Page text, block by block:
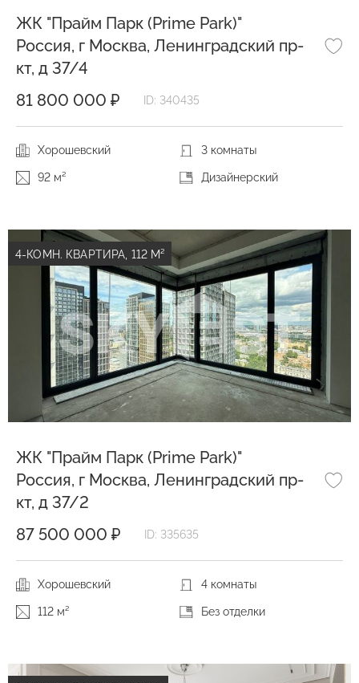
ЖК "Прайм Парк (Prime Park)"
Россия, г Москва, Ленинградский пр-
кт, д 37/4
81 800 000 ₽
ID: 340435
Хорошевский 3 комнаты
92 м² Дизайнерский
4-КОМН. КВАРТИРА, 112 М²
ЖК "Прайм Парк (Prime Park)"
Россия, г Москва, Ленинградский пр-
кт, д 37/2
87 500 000 ₽
ID: 335635
Хорошевский 4 комнаты
112 м² Без отделки